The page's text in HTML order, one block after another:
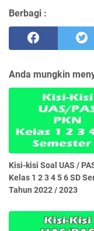
Berbagi :
Anda mungkin
Kisi-kisi Soal UAS /
Kelas 1 2 3 4 5 6 SD
Tahun 2022 / 2023